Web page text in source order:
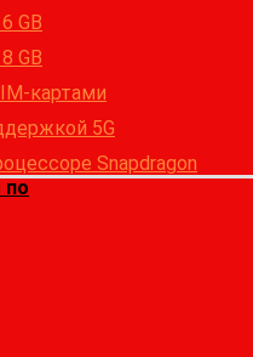
GB
GB
картами
5G
Snapdragon